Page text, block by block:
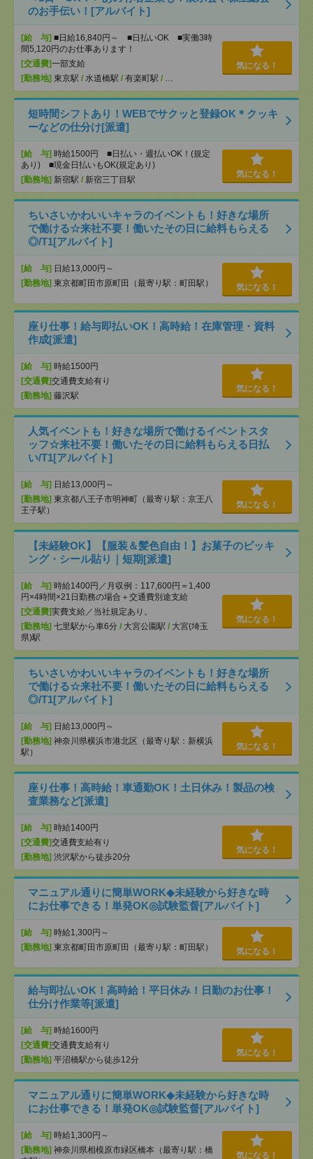
のお手伝い！[アルバイト]
[給 与] ■日給16,840円～ ■日払いOK ■実働3時
間5,120円のお仕事あります！
[交通費]一部支給
[勤務地] 東京駅 / 水道橋駅 / 有楽町駅 / …
気になる！
短時間シフトあり！WEBでサクッと登録OK＊クッキ
ーなどの仕分け[派遣]
[給 与] 時給1500円 ■日払い・週払いOK！(規定
あり) ■現金日払いもOK(規定あり)
[勤務地] 新宿駅 / 新宿三丁目駅
気になる！
ちいさいかわいいキャラのイベントも！好きな場所
で働ける☆来社不要！働いたその日に給料もらえる
◎/T1[アルバイト]
[給 与] 日給13,000円～
[勤務地] 東京都町田市原町田（最寄り駅：町田駅） 気になる！
座り仕事！給与即払いOK！高時給！在庫管理・資料
作成[派遣]
[給 与] 時給1500円
[交通費]交通費支給有り
[勤務地] 藤沢駅
気になる！
人気イベントも！好きな場所で働けるイベントスタ
ッフ☆来社不要！働いたその日に給料もらえる日払
い/T1[アルバイト]
[給 与] 日給13,000円～
[勤務地] 東京都八王子市明神町（最寄り駅：京王八
王子駅）
気になる！
【未経験OK】【服装＆髪色自由！】お菓子のピッキ
ング・シール貼り｜短期[派遣]
[給 与] 時給1400円／月収例：117,600円＝1,400
円×4時間×21日勤務の場合＋交通費別途支給
[交通費]実費支給／当社規定あり。
[勤務地] 七里駅から車6分 / 大宮公園駅 / 大宮(埼玉
県)駅
気になる！
ちいさいかわいいキャラのイベントも！好きな場所
で働ける☆来社不要！働いたその日に給料もらえる
◎/T1[アルバイト]
[給 与] 日給13,000円～
[勤務地] 神奈川県横浜市港北区（最寄り駅：新横浜
駅）
気になる！
座り仕事！高時給！車通勤OK！土日休み！製品の検
査業務など[派遣]
[給 与] 時給1400円
[交通費]交通費支給有り
[勤務地] 渋沢駅から徒歩20分
気になる！
マニュアル通りに簡単WORK◆未経験から好きな時
にお仕事できる！単発OK◎試験監督[アルバイト]
[給 与] 時給1,300円～
[勤務地] 東京都町田市原町田（最寄り駅：町田駅） 気になる！
給与即払いOK！高時給！平日休み！日勤のお仕事！
仕分け作業等[派遣]
[給 与] 時給1600円
[交通費]交通費支給有り
[勤務地] 平沼橋駅から徒歩12分
気になる！
マニュアル通りに簡単WORK◆未経験から好きな時
にお仕事できる！単発OK◎試験監督[アルバイト]
[給 与] 時給1,300円～
[勤務地] 神奈川県相模原市緑区橋本（最寄り駅：橋
気になる！